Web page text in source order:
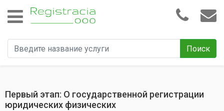
Поиск
Первый этап: О государственной регистрации
юридических физических